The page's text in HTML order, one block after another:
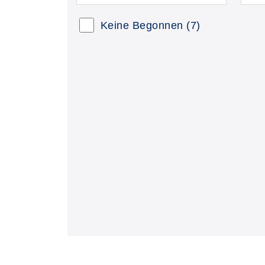
Kursstatus auswählen
Keine Begonnen (7)